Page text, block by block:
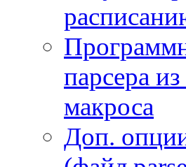
парсера
макроса
Доп.